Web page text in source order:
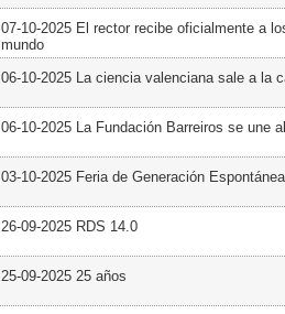
07-10-2025 El rector recibe oficialmente a
mundo
06-10-2025 La ciencia valenciana sale a la
06-10-2025 La Fundación Barreiros se une
03-10-2025 Feria de Generación Espontánea
26-09-2025 RDS 14.0
25-09-2025 25 años